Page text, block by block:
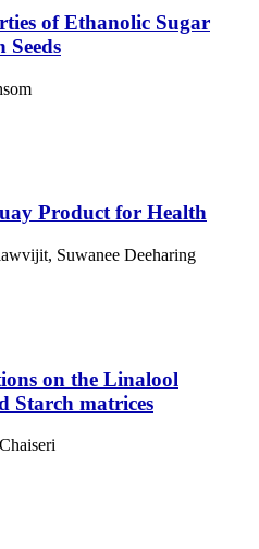
of Ethanolic Sugar
Product for Health
Suwanee Deeharing
on the Linalool
Starch matrices